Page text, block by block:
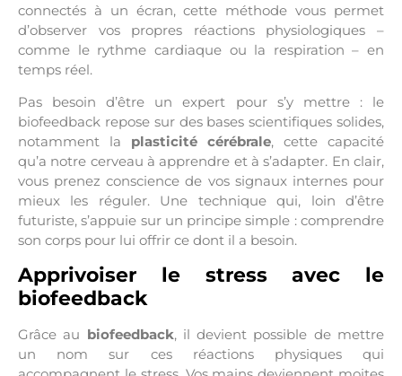
connectés à un écran, cette méthode vous permet
d’observer vos propres réactions physiologiques –
comme le rythme cardiaque ou la respiration – en
temps réel.
Pas besoin d’être un expert pour s’y mettre : le
biofeedback repose sur des bases scientifiques solides,
notamment la plasticité cérébrale, cette capacité
qu’a notre cerveau à apprendre et à s’adapter. En clair,
vous prenez conscience de vos signaux internes pour
mieux les réguler. Une technique qui, loin d’être
futuriste, s’appuie sur un principe simple : comprendre
son corps pour lui offrir ce dont il a besoin.
Apprivoiser le stress avec le
biofeedback
Grâce au biofeedback, il devient possible de mettre
un nom sur ces réactions physiques qui